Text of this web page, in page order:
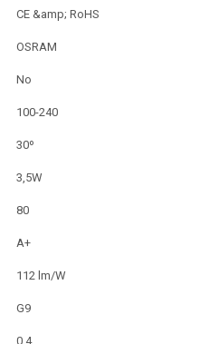
CE &amp; RoHS
OSRAM
No
100-240
30º
3,5W
80
A+
112 lm/W
G9
0.4